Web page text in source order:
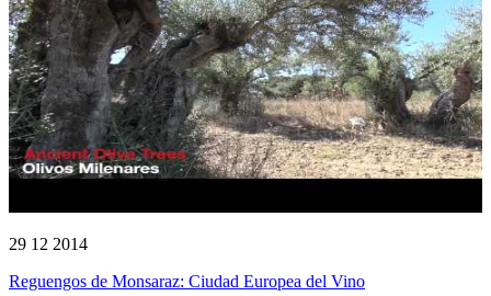
29 12 2014
Reguengos de Monsaraz: Ciudad Europea del Vino